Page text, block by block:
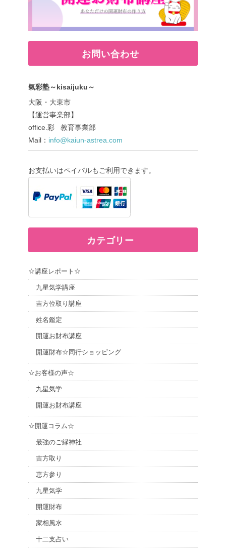
お問い合わせ
氣彩塾～kisaijuku～
大阪・大東市
【運営事業部】
office.彩 教育事業部
Mail： info@kaiun-astrea.com
お支払いはペイパルもご利用できます。
カテゴリー
☆講座レポート☆
九星気学講座
吉方位取り講座
姓名鑑定
開運お財布講座
開運財布☆同行ショッピング
☆お客様の声☆
九星気学
開運お財布講座
☆開運コラム☆
最強のご縁神社
吉方取り
恵方参り
九星気学
開運財布
家相風水
十二支占い